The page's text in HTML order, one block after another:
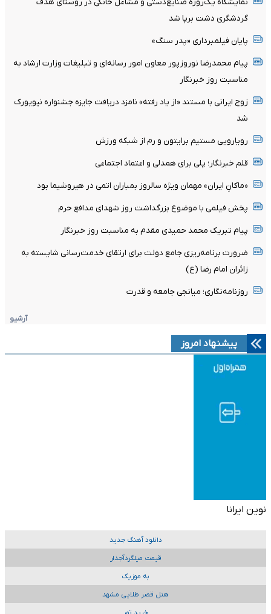
نمایشگاه یک‌روزه صنایع‌دستی و مشاغل خانگی در روستای هدف
گردشگری دشت برپا شد
پایان فیلمبرداری «پدر سنگ»
پیام محمدرضا نوروزپور معاون امور رسانه‌ای و تبلیغات وزارت ارشاد به
مناسبت روز خبرنگار
زوج ایرانی با مستند «از یاد رفته» نامزد دریافت جایزه جشنواره نیویورک
شد
رویارویی مستیم برایتون و رم از شبکه ورزش
قلم خبرنگار؛ پلی برای همدلی و اعتماد اجتماعی
«ماکانِ ایران» مهمان ویژه سالروز بمباران اتمی در هیروشیما بود
پخش فیلمی با موضوع بزرگداشت روز شهدای مدافع حرم
پیام تبریک محمد حمیدی مقدم به مناسبت روز خبرنگار
ضرورت برنامه‌ریزی جامع دولت برای ارتقای خدمت‌رسانی شایسته به
زائران امام رضا (ع)
روزنامه‌نگاری؛ میانجی جامعه و قدرت
آرشیو
پیشنهاد امروز
نوین ایرانا
دانلود آهنگ جدید
قیمت میلگردآجدار
به موزیک
هتل قصر طلایی مشهد